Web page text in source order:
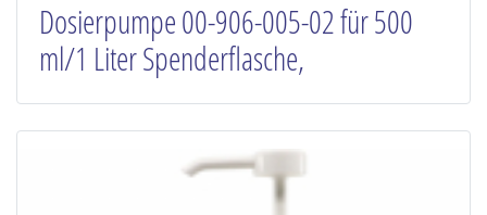
Dosierpumpe 00-906-005-02 für 500
ml/1 Liter Spenderflasche,